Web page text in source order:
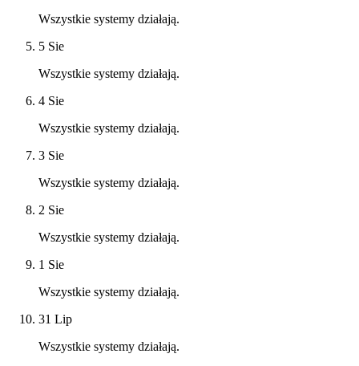
Wszystkie systemy działają.
5 Sie
Wszystkie systemy działają.
4 Sie
Wszystkie systemy działają.
3 Sie
Wszystkie systemy działają.
2 Sie
Wszystkie systemy działają.
1 Sie
Wszystkie systemy działają.
31 Lip
Wszystkie systemy działają.